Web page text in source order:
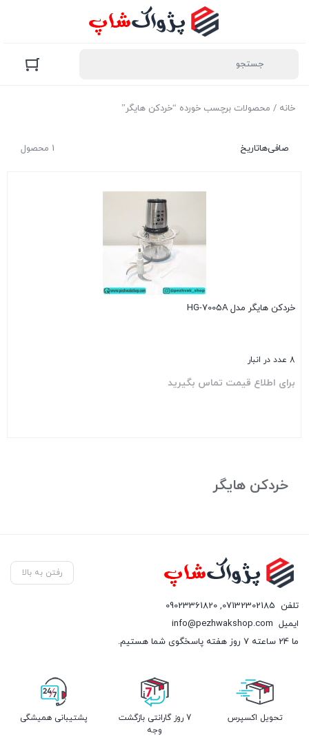
خانه / محصولات برچسب خورده “خردکن هایگر”
1 محصول صافی‌هاتاریخ
خردکن هایگر مدل HG-7005A
8 عدد در انبار
برای اطلاع قیمت تماس بگیرید
خردکن هایگر
رفتن به بالا
تلفن 07132302185
,
09023361820
ایمیل info@pezhwakshop.com
ما 24 ساعته 7 روز هفته پاسخگوی شما هستیم.
تحویل اکسپرس
7 روز گارانتی بازگشت
وجه
پشتیبانی همیشگی